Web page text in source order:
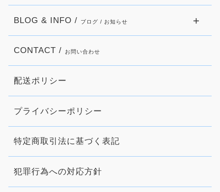
BLOG & INFO / ブログ / お知らせ
CONTACT / お問い合わせ
配送ポリシー
プライバシーポリシー
特定商取引法に基づく表記
犯罪行為への対応方針